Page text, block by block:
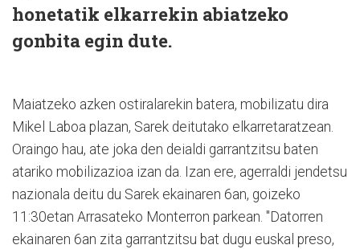
honetatik elkarrekin abiatzeko
gonbita egin dute.
Maiatzeko azken ostiralarekin batera, mobilizatu dira
Mikel Laboa plazan, Sarek deitutako elkarretaratzean.
Oraingo hau, ate joka den deialdi garrantzitsu baten
atariko mobilizazioa izan da. Izan ere, agerraldi jendetsu
nazionala deitu du Sarek ekainaren 6an, goizeko
11:30etan Arrasateko Monterron parkean. "Datorren
ekainaren 6an zita garrantzitsu bat dugu euskal preso,